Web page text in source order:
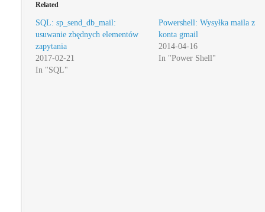
Related
SQL: sp_send_db_mail:
usuwanie zbędnych elementów
zapytania
2017-02-21
In "SQL"
Powershell: Wysyłka maila z
konta gmail
2014-04-16
In "Power Shell"